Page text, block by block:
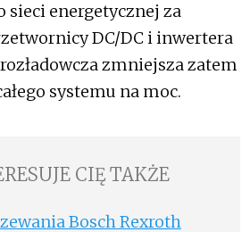
sieci energetycznej za
DC/DC i inwertera
zmniejsza zatem
systemu na moc.
CIĘ TAKŻE